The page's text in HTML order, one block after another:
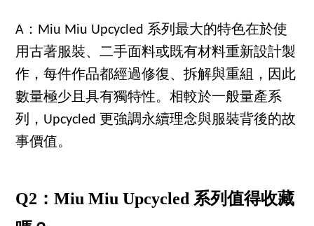
A：Miu Miu Upcycled 系列最大的特色在於使
用古著服裝、二手面料或既有材料重新設計製
作，每件作品都經過修復、拆解與重組，因此
數量極少且具有獨特性。相較於一般量產系
列，Upcycled 更強調永續理念與服裝背後的故
事價值。
Q2：Miu Miu Upcycled 系列值得收藏